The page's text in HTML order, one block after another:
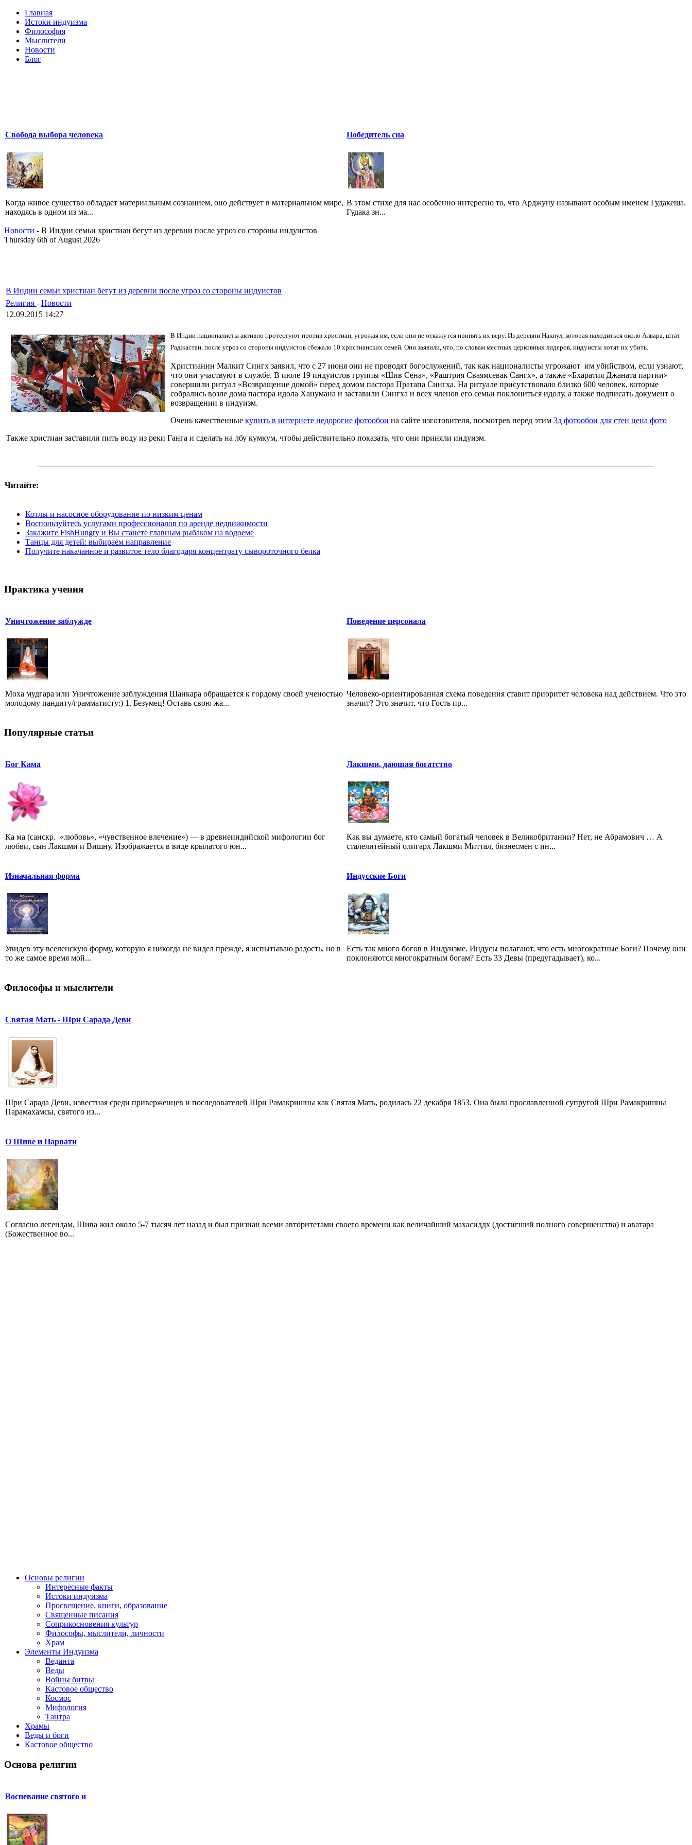
Главная
Истоки индуизма
Философия
Мыслители
Новости
Блог
Свобода выбора человека
Когда живое существо обладает материальным сознанием, оно действует в материальном мире,
находясь в одном из ма...
Победитель сна
В этом стихе для нас особенно интересно то, что Арджуну называют особым именем Гудакеша.
Гудака зн...
Новости - В Индии семьи христиан бегут из деревни после угроз со стороны индуистов
Thursday 6th of August 2026
В Индии семьи христиан бегут из деревни после угроз со стороны индуистов
Религия - Новости
12.09.2015 14:27
В Индии националисты активно протестуют против христиан, угрожая им, если они не откажутся принять их веру. Из деревни Накнул, которая находиться около Алвара, штат
Раджастан, после угроз со стороны индуистов сбежало 10 христианских семей. Они заявили, что, по словам местных церковных лидеров, индуисты хотят их убить.
Христианин Малкит Сингх заявил, что с 27 июня они не проводят богослужений, так как националисты угрожают им убийством, если узнают,
что они участвуют в службе. В июле 19 индуистов группы «Шив Сена», «Раштрия Сваямсевак Сангх», а также «Бхаратия Джаната партии»
совершили ритуал «Возвращение домой» перед домом пастора Пратапа Сингха. На ритуале присутствовало близко 600 человек, которые
собрались возле дома пастора идола Ханумана и заставили Сингха и всех членов его семьи поклониться идолу, а также подписать документ о
возвращении в индуизм.
Очень качественные купить в интернете недорогие фотообои на сайте изготовителя, посмотрев перед этим 3д фотообои для стен цена фото
Также христиан заставили пить воду из реки Ганга и сделать на лбу кумкум, чтобы действительно показать, что они приняли индуизм.
Читайте:
Котлы и насосное оборудование по низким ценам
Воспользуйтесь услугами профессионалов по аренде недвижимости
Закажите FishHungry и Вы станете главным рыбаком на водоеме
Танцы для детей: выбираем направление
Получите накачанное и развитое тело благодаря концентрату сывороточного белка
Практика учения
Уничтожение заблужде
Моха мудгара или Уничтожение заблуждения Шанкара обращается к гордому своей ученостью
молодому пандиту/грамматисту:) 1. Безумец! Оставь свою жа...
Поведение персонала
Человеко-ориентированная схема поведения ставит приоритет человека над действием. Что это
значит? Это значит, что Гость пр...
Популярные статьи
Бог Кама
Ка ма (санскр. «любовь», «чувственное влечение») — в древнеиндийской мифологии бог
любви, сын Лакшми и Вишну. Изображается в виде крылатого юн...
Лакшми, дающая богатство
Как вы думаете, кто самый богатый человек в Великобритании? Нет, не Абрамович … А
сталелитейный олигарх Лакшми Миттал, бизнесмен с ин...
Изначальная форма
Увидев эту вселенскую форму, которую я никогда не видел прежде, я испытываю радость, но в
то же самое время мой...
Индусские Боги
Есть так много богов в Индуизме. Индусы полагают, что есть многократные Боги? Почему они
поклоняются многократным богам? Есть 33 Девы (предугадывает), ко...
Философы и мыслители
Святая Мать - Шри Сарада Деви
Шри Сарада Деви, известная среди приверженцев и последователей Шри Рамакришны как Святая Мать, родилась 22 декабря 1853. Она была прославленной супругой Шри Рамакришны
Парамахамсы, святого из...
О Шиве и Парвати
Согласно легендам, Шива жил около 5-7 тысяч лет назад и был признан всеми авторитетами своего времени как величайший махасиддх (достигший полного совершенства) и аватара
(Божественное во...
Основы религии
Интересные факты
Истоки индуизма
Просвещение, книги, образование
Священные писания
Соприкосновения культур
Философы, мыслители, личности
Храм
Элементы Индуизма
Веданта
Веды
Войны битвы
Кастовое общество
Космос
Мифология
Тантра
Храмы
Веды и боги
Кастовое общество
Основа религии
Воспевание святого и